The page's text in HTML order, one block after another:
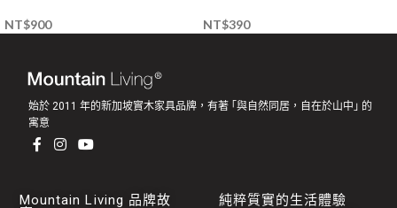
NT$900 NT$390
始於 2011 年的新加坡實木家具品牌，有著 ｢與自然同居，自在於山中｣ 的
寓意
Mountain Living 品牌故
純粹質實的生活體驗